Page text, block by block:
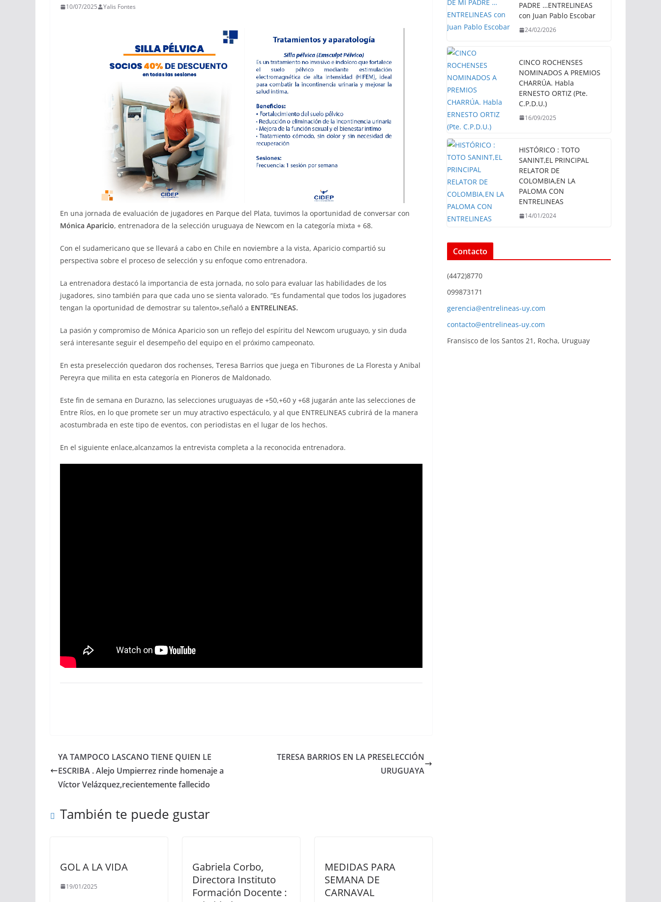
10/07/2025 Yalis Fontes
En una jornada de evaluación de jugadores en Parque del Plata, tuvimos la oportunidad de conversar con
Mónica Aparicio, entrenadora de la selección uruguaya de Newcom en la categoría mixta + 68.
Con el sudamericano que se llevará a cabo en Chile en noviembre a la vista, Aparicio compartió su
perspectiva sobre el proceso de selección y su enfoque como entrenadora.
La entrenadora destacó la importancia de esta jornada, no solo para evaluar las habilidades de los
jugadores, sino también para que cada uno se sienta valorado. “Es fundamental que todos los jugadores
tengan la oportunidad de demostrar su talento»,señaló a ENTRELINEAS.
La pasión y compromiso de Mónica Aparicio son un reflejo del espíritu del Newcom uruguayo, y sin duda
será interesante seguir el desempeño del equipo en el próximo campeonato.
En esta preselección quedaron dos rochenses, Teresa Barrios que juega en Tiburones de La Floresta y Anibal
Pereyra que milita en esta categoría en Pioneros de Maldonado.
Este fin de semana en Durazno, las selecciones uruguayas de +50,+60 y +68 jugarán ante las selecciones de
Entre Ríos, en lo que promete ser un muy atractivo espectáculo, y al que ENTRELINEAS cubrirá de la manera
acostumbrada en este tipo de eventos, con periodistas en el lugar de los hechos.
En el siguiente enlace,alcanzamos la entrevista completa a la reconocida entrenadora.
YA TAMPOCO LASCANO TIENE QUIEN LE
ESCRIBA . Alejo Umpierrez rinde homenaje a
Víctor Velázquez,recientemente fallecido
TERESA BARRIOS EN LA PRESELECCIÓN
URUGUAYA
También te puede gustar
GOL A LA VIDA
19/01/2025
Gabriela Corbo,
Directora Instituto
Formación Docente :
MEDIDAS PARA
SEMANA DE
CARNAVAL
PADRE …ENTRELINEAS
con Juan Pablo Escobar
24/02/2026
CINCO ROCHENSES
NOMINADOS A PREMIOS
CHARRÚA. Habla
ERNESTO ORTIZ (Pte.
C.P.D.U.)
16/09/2025
HISTÓRICO : TOTO
SANINT,EL PRINCIPAL
RELATOR DE
COLOMBIA,EN LA
PALOMA CON
ENTRELINEAS
14/01/2024
Contacto
(4472)8770
099873171
gerencia@entrelineas-uy.com
contacto@entrelineas-uy.com
Fransisco de los Santos 21, Rocha, Uruguay